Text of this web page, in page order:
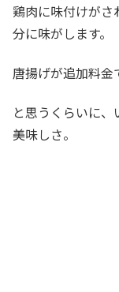
鶏肉に味付けが
分に味がします。
唐揚げが追加料金
と思うくらいに
美味しさ。